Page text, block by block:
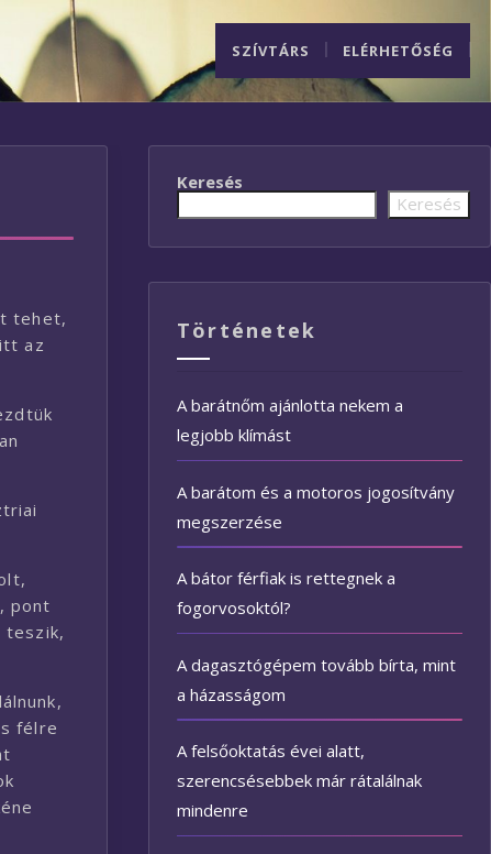
SZÍVTÁRS ELÉRHETŐSÉG
tehet,
az
pont
teszik,
félre
Keresés
Keresés
Történetek
A barátnőm ajánlotta nekem a
legjobb klímást
A barátom és a motoros jogosítvány
megszerzése
A bátor férfiak is rettegnek a
fogorvosoktól?
A dagasztógépem tovább bírta, mint
a házasságom
A felsőoktatás évei alatt,
szerencsésebbek már rátalálnak
mindenre